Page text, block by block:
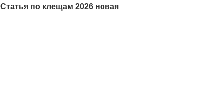
Статья по клещам 2026 новая